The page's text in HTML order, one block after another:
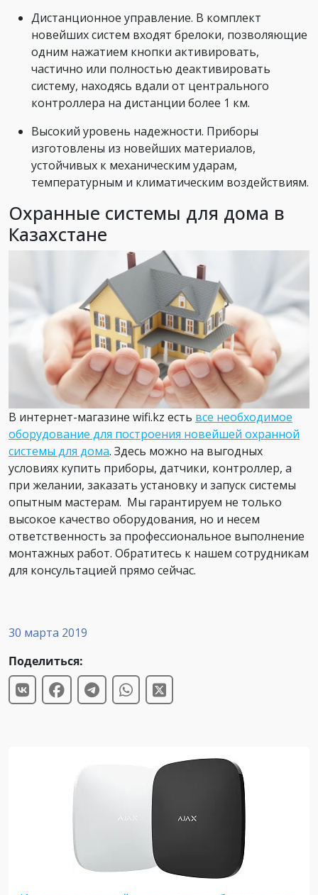
30 марта 2019
Поделиться:
Дистанционное управление. В комплект
новейших систем входят брелоки, позволяющие
одним нажатием кнопки активировать,
частично или полностью деактивировать
систему, находясь вдали от центрального
контроллера на дистанции более 1 км.
Высокий уровень надежности. Приборы
изготовлены из новейших материалов,
устойчивых к механическим ударам,
температурным и климатическим воздействиям.
Охранные системы для дома в
Казахстане
В интернет-магазине wifi.kz есть все необходимое
оборудование для построения новейшей охранной
системы для дома. Здесь можно на выгодных
условиях купить приборы, датчики, контроллер, а
при желании, заказать установку и запуск системы
опытным мастерам. Мы гарантируем не только
высокое качество оборудования, но и несем
ответственность за профессиональное выполнение
монтажных работ. Обратитесь к нашем сотрудникам
для консультацией прямо сейчас.